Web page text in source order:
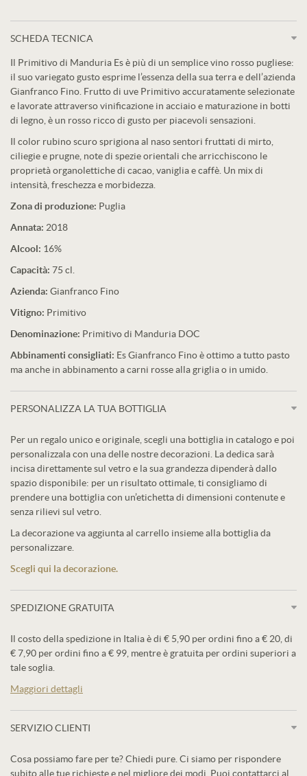
SCHEDA TECNICA
Il Primitivo di Manduria Es è più di un semplice vino rosso pugliese:
il suo variegato gusto esprime l’essenza della sua terra e dell’azienda
Gianfranco Fino. Frutto di uve Primitivo accuratamente selezionate
e lavorate attraverso vinificazione in acciaio e maturazione in botti
di legno, è un rosso ricco di gusto per piacevoli sensazioni.
Il color rubino scuro sprigiona al naso sentori fruttati di mirto,
ciliegie e prugne, note di spezie orientali che arricchiscono le
proprietà organolettiche di cacao, vaniglia e caffè. Un mix di
intensità, freschezza e morbidezza.
Zona di produzione: Puglia
Annata: 2018
Alcool: 16%
Capacità: 75 cl.
Azienda: Gianfranco Fino
Vitigno: Primitivo
Denominazione: Primitivo di Manduria DOC
Abbinamenti consigliati: Es Gianfranco Fino è ottimo a tutto pasto
ma anche in abbinamento a carni rosse alla griglia o in umido.
PERSONALIZZA LA TUA BOTTIGLIA
Per un regalo unico e originale, scegli una bottiglia in catalogo e poi
personalizzala con una delle nostre decorazioni. La dedica sarà
incisa direttamente sul vetro e la sua grandezza dipenderà dallo
spazio disponibile: per un risultato ottimale, ti consigliamo di
prendere una bottiglia con un’etichetta di dimensioni contenute e
senza rilievi sul vetro.
La decorazione va aggiunta al carrello insieme alla bottiglia da
personalizzare.
Scegli qui la decorazione.
SPEDIZIONE GRATUITA
Il costo della spedizione in Italia è di € 5,90 per ordini fino a € 20, di
€ 7,90 per ordini fino a € 99, mentre è gratuita per ordini superiori a
tale soglia.
Maggiori dettagli
SERVIZIO CLIENTI
Cosa possiamo fare per te? Chiedi pure. Ci siamo per rispondere
subito alle tue richieste e nel migliore dei modi. Puoi contattarci al